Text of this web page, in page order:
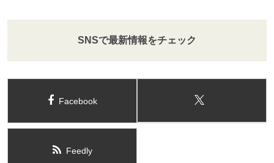
SNSで最新情報をチェック
Facebook
Feedly